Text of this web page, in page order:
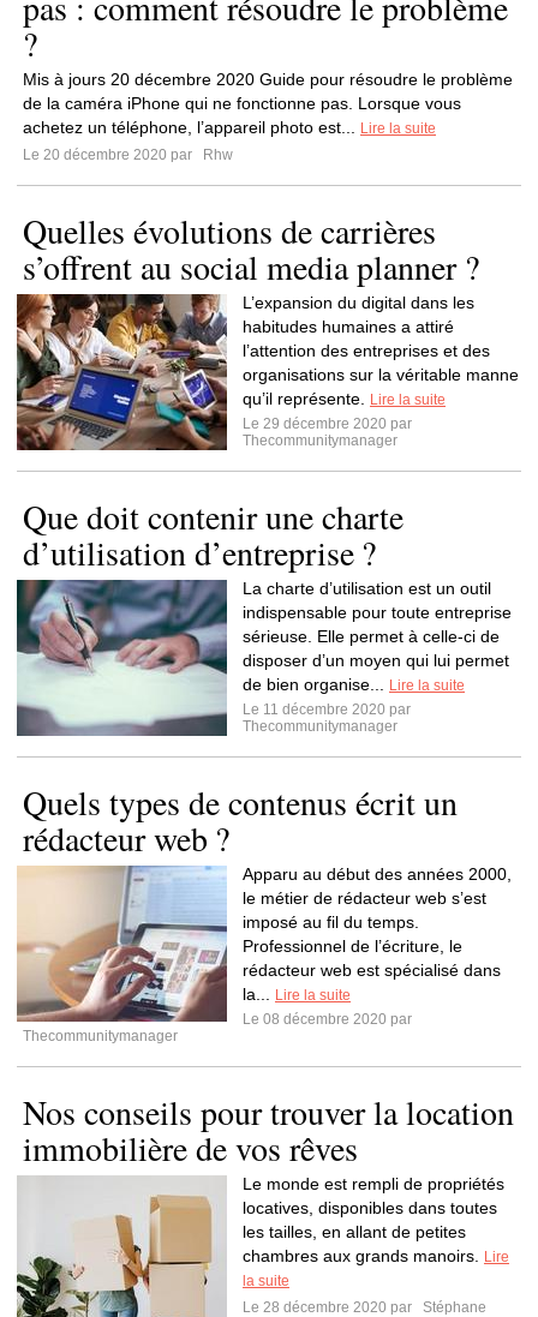
?
Mis à jours 20 décembre 2020 Guide pour résoudre le problème
de la caméra iPhone qui ne fonctionne pas. Lorsque vous
achetez un téléphone, l’appareil photo est...
Lire la suite
Le 20 décembre 2020 par
Rhw
Quelles évolutions de carrières
s’offrent au social media planner ?
L’expansion du digital dans les
habitudes humaines a attiré
l’attention des entreprises et des
organisations sur la véritable manne
qu’il représente.
Lire la suite
Le 29 décembre 2020 par
Thecommunitymanager
Que doit contenir une charte
d’utilisation d’entreprise ?
La charte d’utilisation est un outil
indispensable pour toute entreprise
sérieuse. Elle permet à celle-ci de
disposer d’un moyen qui lui permet
de bien organise...
Lire la suite
Le 11 décembre 2020 par
Thecommunitymanager
Quels types de contenus écrit un
rédacteur web ?
Apparu au début des années 2000,
le métier de rédacteur web s’est
imposé au fil du temps.
Professionnel de l’écriture, le
rédacteur web est spécialisé dans
la...
Lire la suite
Le 08 décembre 2020 par
Thecommunitymanager
Nos conseils pour trouver la location
immobilière de vos rêves
Le monde est rempli de propriétés
locatives, disponibles dans toutes
les tailles, en allant de petites
chambres aux grands manoirs.
Lire
la suite
Le 28 décembre 2020 par
Stéphane